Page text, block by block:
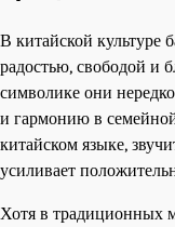
В китайской культуре
радостью, свободой и
символике они
и гармонию в
китайском языке,
усиливает
Хотя в традиционных